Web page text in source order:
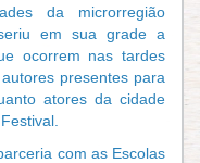
da microrregião
em sua grade a
ocorrem nas tardes
presentes para
atores da cidade
com as Escolas